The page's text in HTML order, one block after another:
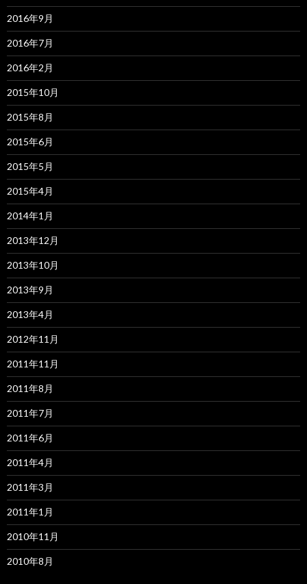
2016年9月
2016年7月
2016年2月
2015年10月
2015年8月
2015年6月
2015年5月
2015年4月
2014年1月
2013年12月
2013年10月
2013年9月
2013年4月
2012年11月
2011年11月
2011年8月
2011年7月
2011年6月
2011年4月
2011年3月
2011年1月
2010年11月
2010年8月